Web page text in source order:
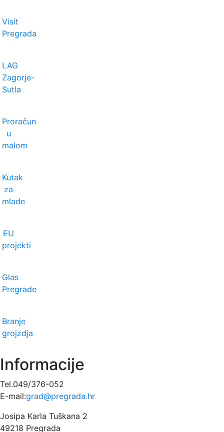
Visit
Pregrada
LAG
Zagorje-
Sutla
Proračun
u
malom
Kutak
za
mlade
EU
projekti
Glas
Pregrade
Branje
grojzdja
Informacije
Tel.049/376-052
E-mail:grad@pregrada.hr
Josipa Karla Tuškana 2
49218 Pregrada